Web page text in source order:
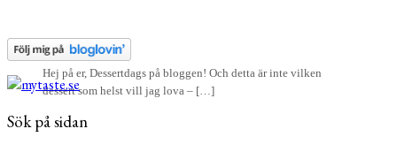
Hej på er, Dessertdags på bloggen! Och detta är inte vilken
dessert som helst vill jag lova – […]
Sök på sidan